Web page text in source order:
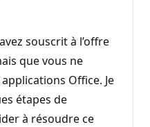
souscrit à l’offre
que vous ne
Office. Je
étapes de
à résoudre ce